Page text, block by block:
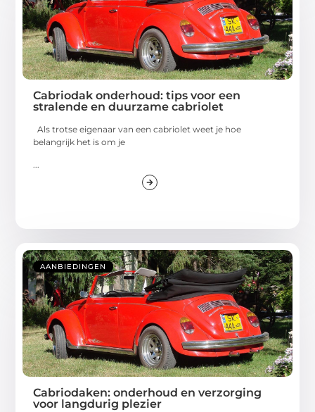
Cabriodak onderhoud: tips voor een
stralende en duurzame cabriolet
Als trotse eigenaar van een cabriolet weet je hoe
belangrijk het is om je
...
AANBIEDINGEN
Cabriodaken: onderhoud en verzorging
voor langdurig plezier